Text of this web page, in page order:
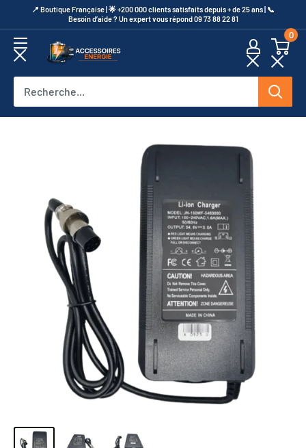
au
contenu
​📍​ Boutique Française | 🌟 +200 000 clients satisfaits depuis + de 25 ans | 📞​
Besoin d’aide ? Un expert vous répond 09 73 88 22 81
Accessoires
0